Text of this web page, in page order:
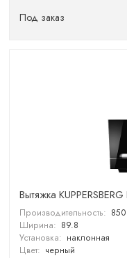
Под заказ
Вытяжка
Производительность: 850
Ширина: 89.8
Установка: наклонная
Цвет: черный